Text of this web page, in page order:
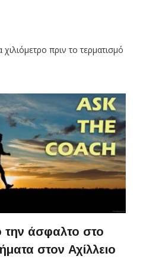
πριν το τερματισμό
άσφαλτο στο
στον Αχίλλειο